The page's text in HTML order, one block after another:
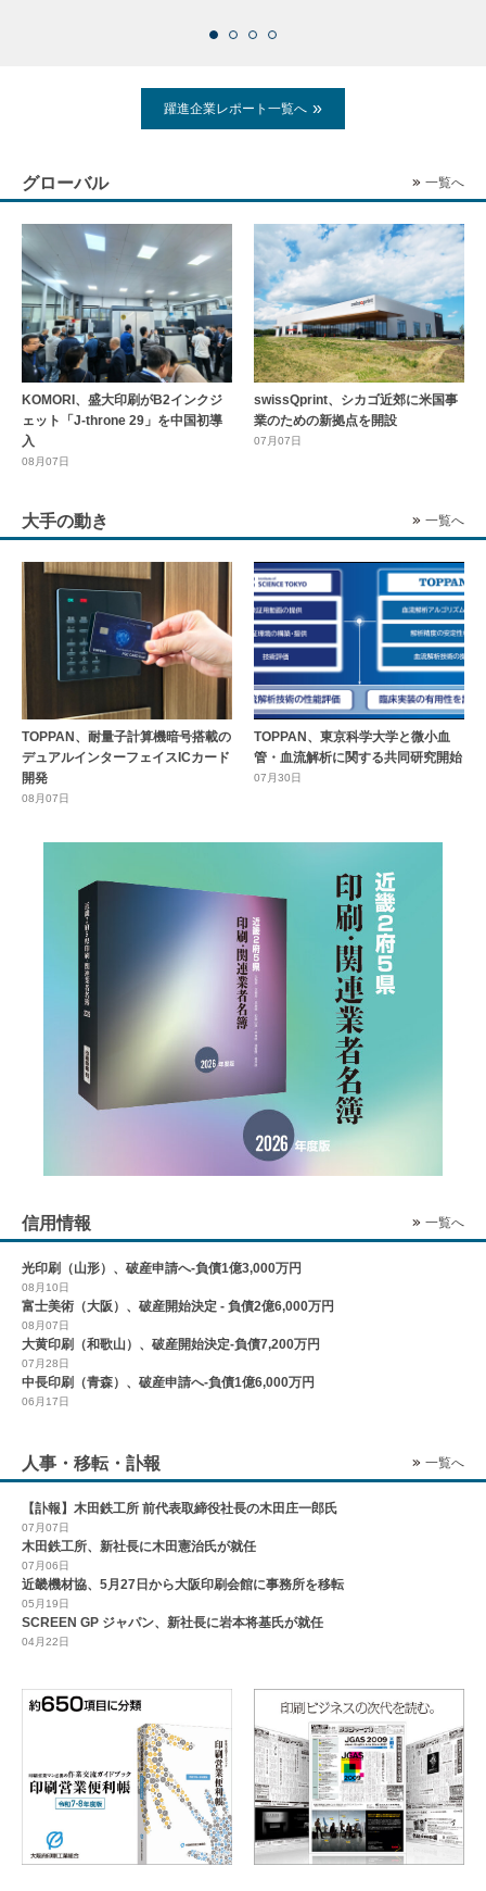
躍進企業レポート一覧へ
グローバル 一覧へ
KOMORI、盛大印刷がB2インクジ
ェット「J-throne 29」を中国初導
入
08月07日
swissQprint、シカゴ近郊に⽶国事
業のための新拠点を開設
07月07日
大手の動き 一覧へ
TOPPAN、耐量子計算機暗号搭載の
デュアルインターフェイスICカード
開発
08月07日
TOPPAN、東京科学大学と微小血
管・血流解析に関する共同研究開始
07月30日
信用情報 一覧へ
光印刷（山形）、破産申請へ-負債1億3,000万円
08月10日
富士美術（大阪）、破産開始決定 - 負債2億6,000万円
08月07日
大黄印刷（和歌山）、破産開始決定-負債7,200万円
07月28日
中長印刷（青森）、破産申請へ-負債1億6,000万円
06月17日
人事・移転・訃報 一覧へ
【訃報】木田鉄工所 前代表取締役社長の木田庄一郎氏
07月07日
木田鉄工所、新社長に木田憲治氏が就任
07月06日
近畿機材協、5月27日から大阪印刷会館に事務所を移転
05月19日
SCREEN GP ジャパン、新社長に岩本将基氏が就任
04月22日